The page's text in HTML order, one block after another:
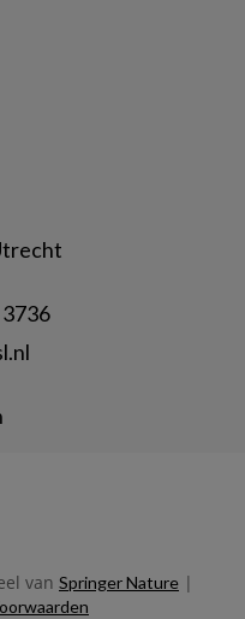
van Springer Nature |